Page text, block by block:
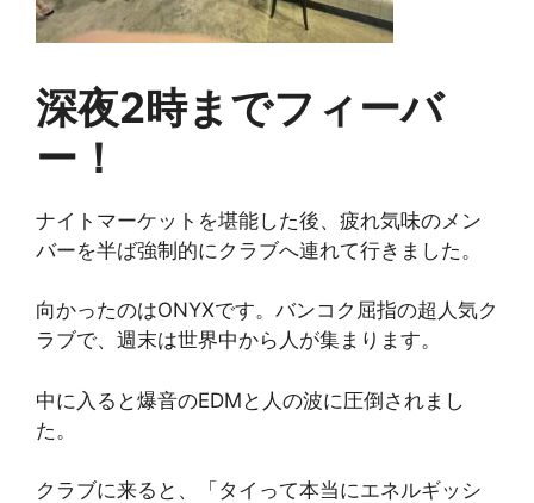
深夜2時までフィーバ
ー！
ナイトマーケットを堪能した後、疲れ気味のメン
バーを半ば強制的にクラブへ連れて行きました。
向かったのはONYXです。バンコク屈指の超人気ク
ラブで、週末は世界中から人が集まります。
中に入ると爆音のEDMと人の波に圧倒されまし
た。
クラブに来ると、「タイって本当にエネルギッシ